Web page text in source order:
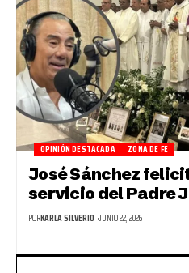
OPINIÓN DESTACADA ZONA DE FE
José Sánchez
servicio del Padre
PORKARLA SILVERIO JUNIO 22, 2026